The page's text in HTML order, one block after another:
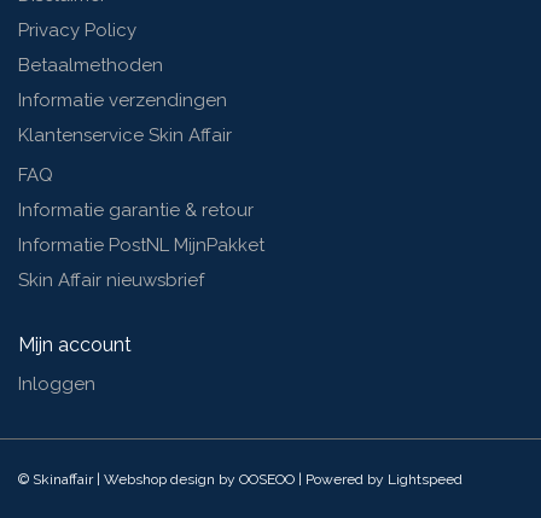
Privacy Policy
Betaalmethoden
Informatie verzendingen
Klantenservice Skin Affair
FAQ
Informatie garantie & retour
Informatie PostNL MijnPakket
Skin Affair nieuwsbrief
Mijn account
Inloggen
© Skinaffair | Webshop design by OOSEOO | Powered by Lightspeed